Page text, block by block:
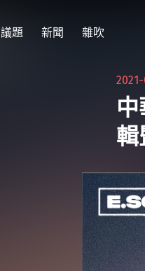
議題 新聞 雜吹
輯